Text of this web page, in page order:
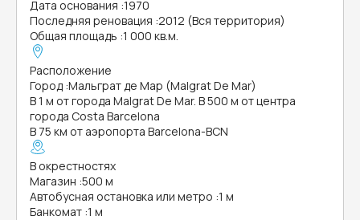
Дата основания :1970
Последняя реновация :2012 (Вся территория)
Общая площадь :1 000 кв.м.
Расположение
Город :Мальграт де Мар (Malgrat De Mar)
В 1 м от города Malgrat De Mar. В 500 м от центра
города Costa Barcelona
В 75 км от аэропорта Barcelona-BCN
В окрестностях
Магазин :500 м
Автобусная остановка или метро :1 м
Банкомат :1 м